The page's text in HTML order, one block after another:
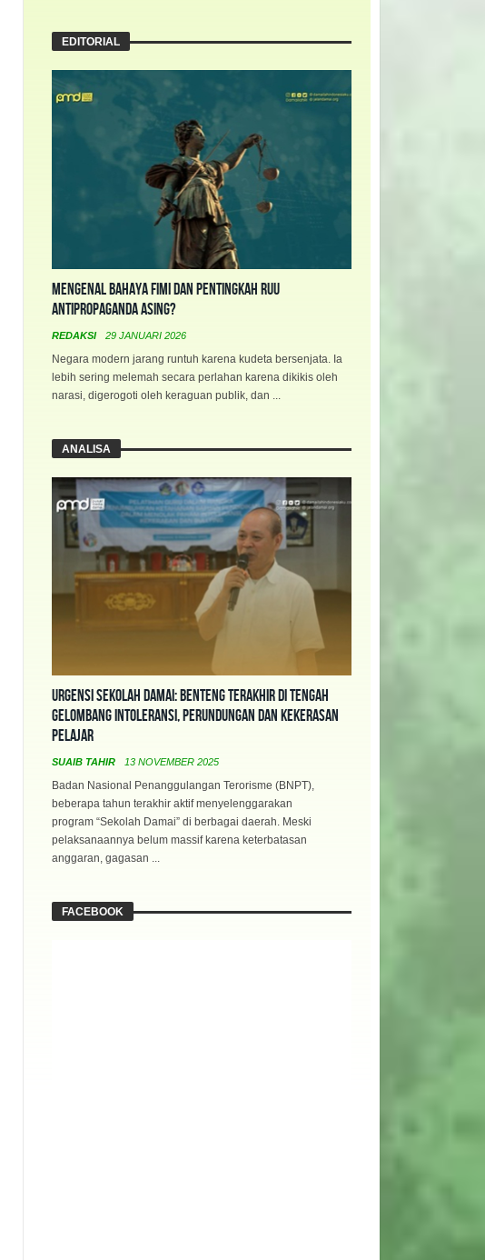
EDITORIAL
Mengenal Bahaya FIMI dan Pentingkah RUU
Antipropaganda Asing?
REDAKSI 29 JANUARI 2026
Negara modern jarang runtuh karena kudeta bersenjata. Ia
lebih sering melemah secara perlahan karena dikikis oleh
narasi, digerogoti oleh keraguan publik, dan ...
ANALISA
Urgensi Sekolah Damai: Benteng Terakhir di Tengah
Gelombang Intoleransi, Perundungan dan Kekerasan
Pelajar
SUAIB TAHIR 13 NOVEMBER 2025
Badan Nasional Penanggulangan Terorisme (BNPT),
beberapa tahun terakhir aktif menyelenggarakan
program “Sekolah Damai” di berbagai daerah. Meski
pelaksanaannya belum massif karena keterbatasan
anggaran, gagasan ...
FACEBOOK